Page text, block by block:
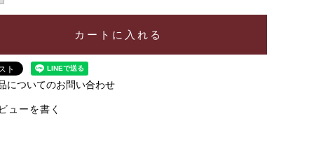
カートに入れる
についてのお問い合わせ
ューを書く